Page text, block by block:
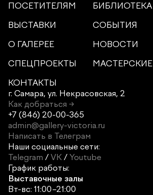
ПОСЕТИТЕЛЯМ
БИБЛИОТЕКА
ВЫСТАВКИ
СОБЫТИЯ
О ГАЛЕРЕЕ
НОВОСТИ
СПЕЦПРОЕКТЫ
МАСТЕРСКИЕ
КОНТАКТЫ
г. Самара, ул. Некрасовская, 2
Как добраться →
+7 (846) 20-00-365
admin@gallery-victoria.ru
Написать в Телеграм
Наши социальные сети:
Telegram / VK / Youtube
График работы:
Выставочные залы
Вт-вс: 11:00–21:00